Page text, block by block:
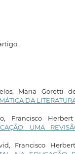
Maria Goretti
DA
Francisco Herbert
UMA
Francisco